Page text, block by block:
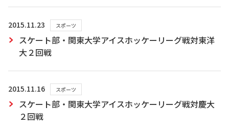
2015.11.23 スポーツ
スケート部・関東大学アイスホッケーリーグ戦対東洋
大２回戦
2015.11.16 スポーツ
スケート部・関東大学アイスホッケーリーグ戦対慶大
２回戦